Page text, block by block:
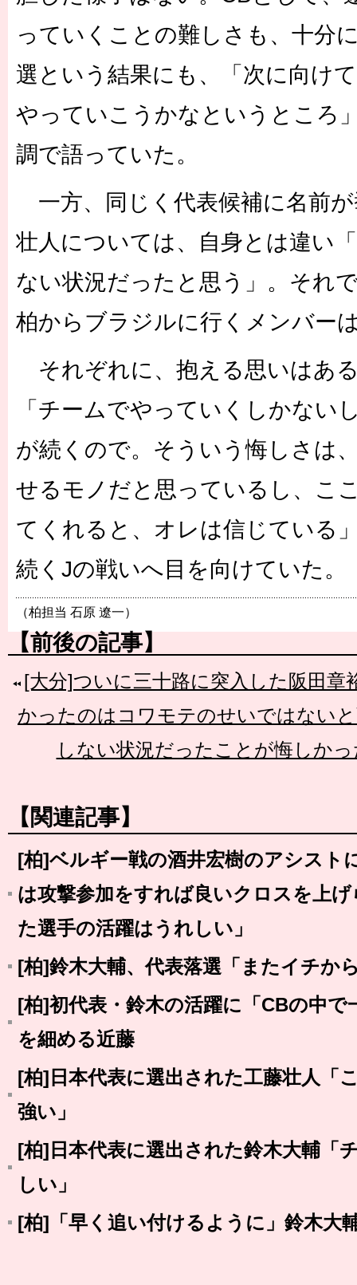
っていくことの難しさも、十分
選という結果にも、「次に向け
やっていこうかなというところ
調で語っていた。
一方、同じく代表候補に名前
壮人については、自身とは違い
ない状況だったと思う」。それ
柏からブラジルに行くメンバー
それぞれに、抱える思いはあ
「チームでやっていくしかない
が続くので。そういう悔しさは
せるモノだと思っているし、こ
てくれると、オレは信じている
続くJの戦いへ目を向けていた。
（柏担当 石原 遼一）
【前後の記事】
[大分]ついに三十路に突入した阪田章
かったのはコワモテのせいではない
しない状況だったことが悔しか
【関連記事】
[柏]ベルギー戦の酒井宏樹のアシスト
は攻撃参加をすれば良いクロスを上
た選手の活躍はうれしい」
[柏]鈴木大輔、代表落選「またイチか
[柏]初代表・鈴木の活躍に「CBの中で
を細める近藤
[柏]日本代表に選出された工藤壮人「
強い」
[柏]日本代表に選出された鈴木大輔「
しい」
[柏]「早く追い付けるように」鈴木大